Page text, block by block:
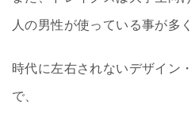
人の男性が使っている事が多く
時代に左右されないデザイン
で、